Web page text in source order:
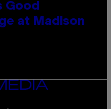
Good
at Madison